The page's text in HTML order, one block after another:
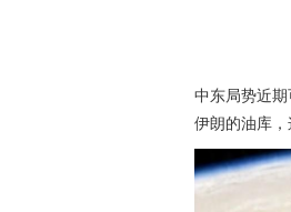
中东局势近
伊朗的油库，